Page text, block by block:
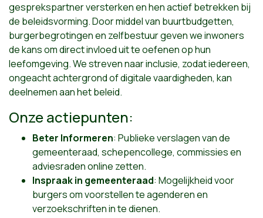
gesprekspartner versterken en hen actief betrekken bij
de beleidsvorming. Door middel van buurtbudgetten,
burgerbegrotingen en zelfbestuur geven we inwoners
de kans om direct invloed uit te oefenen op hun
leefomgeving. We streven naar inclusie, zodat iedereen,
ongeacht achtergrond of digitale vaardigheden, kan
deelnemen aan het beleid.
Onze actiepunten:
Beter Informeren: Publieke verslagen van de
gemeenteraad, schepencollege, commissies en
adviesraden online zetten.
Inspraak in gemeenteraad: Mogelijkheid voor
burgers om voorstellen te agenderen en
verzoekschriften in te dienen.